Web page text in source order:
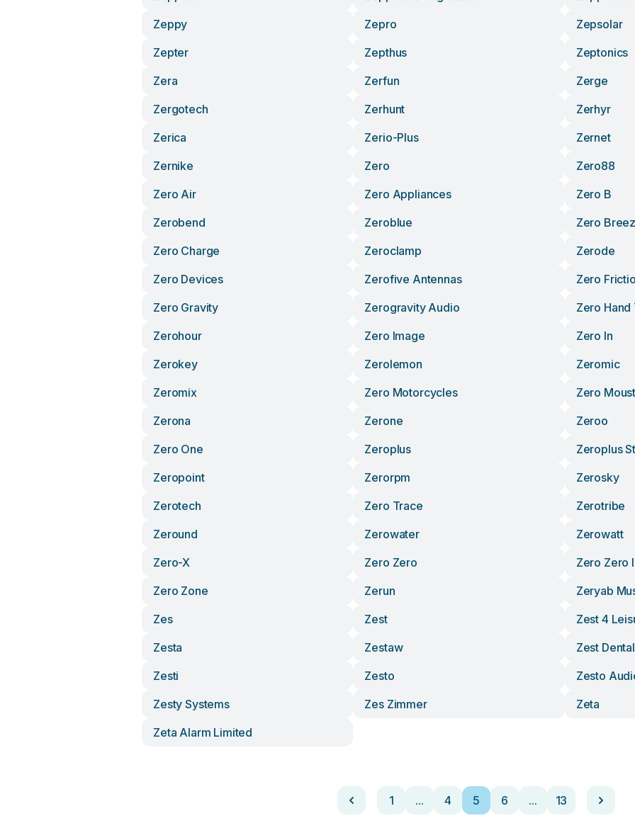
Zeppy
Zepro
Zepsolar
Zepter
Zepthus
Zeptonics
Zera
Zerfun
Zerge
Zergotech
Zerhunt
Zerhyr
Zerica
Zerio-Plus
Zernet
Zernike
Zero
Zero88
Zero Air
Zero Appliances
Zero B
Zerobend
Zeroblue
Zero
Zero Charge
Zeroclamp
Zerode
Zero Devices
Zerofive Antennas
Zero
Zero Gravity
Zerogravity Audio
Zero Hand
Zerohour
Zero Image
Zero In
Zerokey
Zerolemon
Zeromic
Zeromix
Zero Motorcycles
Zero
Zerona
Zerone
Zeroo
Zero One
Zeroplus
Zeroplus
Zeropoint
Zerorpm
Zerosky
Zerotech
Zero Trace
Zerotribe
Zeround
Zerowater
Zerowatt
Zero-X
Zero Zero
Zero Zero
Zero Zone
Zerun
Zeryab
Zes
Zest
Zest 4
Zesta
Zestaw
Zest Dental
Zesti
Zesto
Zesto
Zesty Systems
Zes Zimmer
Zeta
Zeta Alarm Limited
1 ... 4 5 6 ... 13